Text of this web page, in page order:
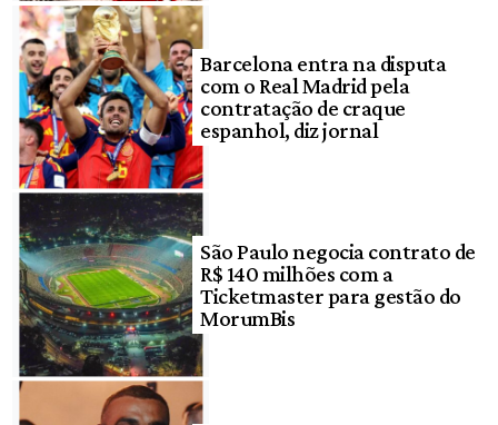
Barcelona entra na disputa
com o Real Madrid pela
contratação de craque
espanhol, diz jornal
São Paulo negocia contrato de
R$ 140 milhões com a
Ticketmaster para gestão do
MorumBis